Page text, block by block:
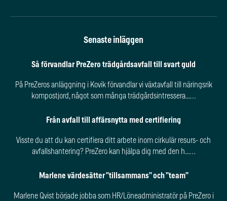
Senaste inläggen
Så förvandlar PreZero trädgårdsavfall till svart guld
På PreZeros anläggning i Kovik förvandlar vi växtavfall till näringsrik
kompostjord, något som många trädgårdsintressera...…
Från avfall till affärsnytta med certifiering
Visste du att du kan certifiera ditt arbete inom cirkulär resurs- och
avfallshantering? PreZero kan hjälpa dig med den h...…
Marlene värdesätter ”tillsammans” och ”team”
Marlene Qvist började jobba som HR/Löneadministratör på PreZero i